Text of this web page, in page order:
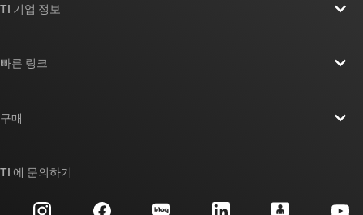
TI 기업 정보
빠른 링크
대체품 검색
고객 지원 센터
구매
TI 에 문의하기